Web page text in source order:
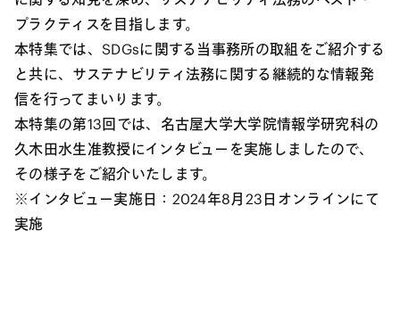
プラクティスを目指します。
本特集では、SDGsに関する当事務所の取組をご紹介する
と共に、サステナビリティ法務に関する継続的な情報発
信を行ってまいります。
本特集の第13回では、名古屋大学大学院情報学研究科の
久木田水生准教授にインタビューを実施しましたので、
その様子をご紹介いたします。
※インタビュー実施日：2024年8月23日オンラインにて
実施